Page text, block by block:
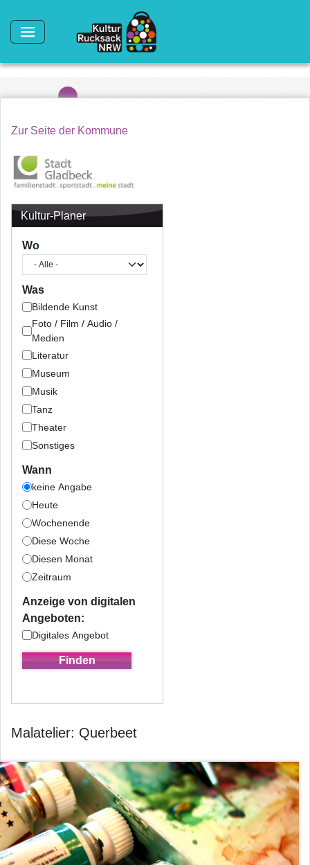
Zur Seite der Kommune
Kultur-Planer
Wo
Was
Bildende Kunst
Foto / Film / Audio /
Medien
Literatur
Museum
Musik
Tanz
Theater
Sonstiges
Wann
keine Angabe
Heute
Wochenende
Diese Woche
Diesen Monat
Zeitraum
Anzeige von digitalen
Angeboten:
Digitales Angebot
Malatelier: Querbeet